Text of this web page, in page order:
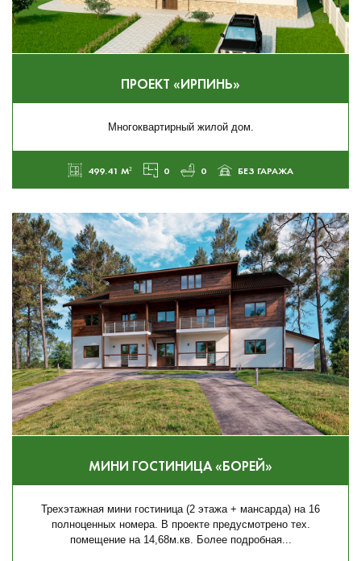
ПРОЕКТ «ИРПИНЬ»
Многоквартирный жилой дом.
499.41 М² 0 0 БЕЗ ГАРАЖА
МИНИ ГОСТИНИЦА «БОРЕЙ»
Трехэтажная мини гостиница (2 этажа + мансарда) на 16
полноценных номера. В проекте предусмотрено тех.
помещение на 14,68м.кв. Более подробная...